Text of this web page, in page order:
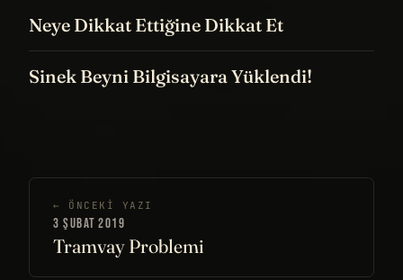
Neye Dikkat Ettiğine Dikkat Et
Sinek Beyni Bilgisayara Yüklendi!
← ÖNCEKI YAZI
3 ŞUBAT 2019
Tramvay Problemi